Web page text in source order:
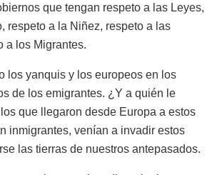
que tengan respeto a las Leyes,
respeto a la Niñez, respeto a las
a los Migrantes.
los yanquis y los europeos en los
de los emigrantes. ¿Y a quién le
que llegaron desde Europa a estos
inmigrantes, venían a invadir estos
las tierras de nuestros antepasados.